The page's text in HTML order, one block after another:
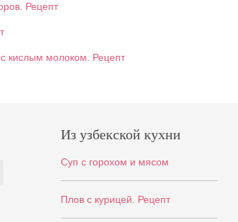
Рецепт
кислым молоком. Рецепт
Из узбекской кухни
Суп с горохом и мясом
Плов с курицей. Рецепт